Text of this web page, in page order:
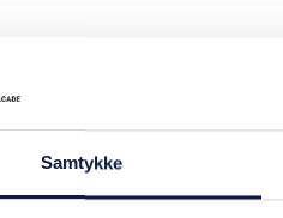
Samtykke
Åbningstider